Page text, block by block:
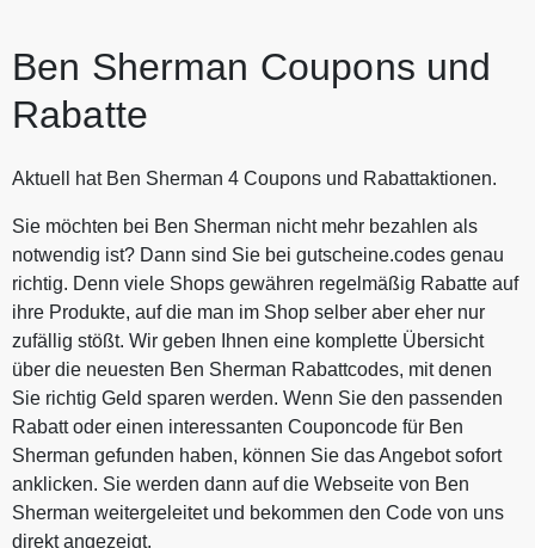
Ben Sherman Coupons und
Rabatte
Aktuell hat Ben Sherman 4 Coupons und Rabattaktionen.
Sie möchten bei Ben Sherman nicht mehr bezahlen als
notwendig ist? Dann sind Sie bei gutscheine.codes genau
richtig. Denn viele Shops gewähren regelmäßig Rabatte auf
ihre Produkte, auf die man im Shop selber aber eher nur
zufällig stößt. Wir geben Ihnen eine komplette Übersicht
über die neuesten Ben Sherman Rabattcodes, mit denen
Sie richtig Geld sparen werden. Wenn Sie den passenden
Rabatt oder einen interessanten Couponcode für Ben
Sherman gefunden haben, können Sie das Angebot sofort
anklicken. Sie werden dann auf die Webseite von Ben
Sherman weitergeleitet und bekommen den Code von uns
direkt angezeigt.